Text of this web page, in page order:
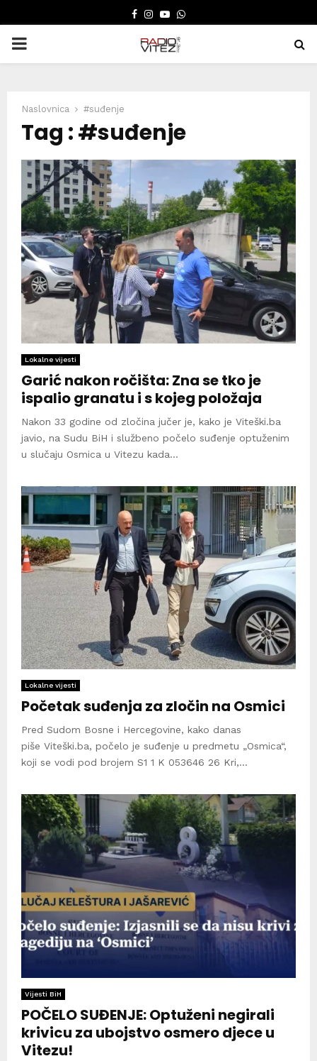
FACEBOOK
INSTAGRAM
YOUTUBE
WHATSAPP
PRIMARY
Naslovnica #suđenje
Tag : #suđenje
Lokalne vijesti
Garić nakon ročišta: Zna se tko je
ispalio granatu i s kojeg položaja
Nakon 33 godine od zločina jučer je, kako je Viteški.ba
javio, na Sudu BiH i službeno počelo suđenje optuženim
u slučaju Osmica u Vitezu kada...
Lokalne vijesti
Početak suđenja za zločin na Osmici
Pred Sudom Bosne i Hercegovine, kako danas
piše Viteški.ba, počelo je suđenje u predmetu „Osmica“,
koji se vodi pod brojem S1 1 K 053646 26 Kri,...
Vijesti BiH
POČELO SUĐENJE: Optuženi negirali
krivicu za ubojstvo osmero djece u
Vitezu!